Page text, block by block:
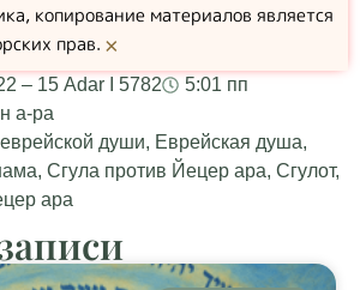
копирование материалов является
прав. ×
– 15 Adar I 5782
5:01 пп
а-ра
души, Еврейская душа,
, Сгула против Йецер ара, Сгулот,
ара